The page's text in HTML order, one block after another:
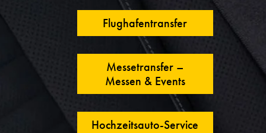
Flughafentransfer
Messetransfer –
Messen & Events
Hochzeitsauto-Service